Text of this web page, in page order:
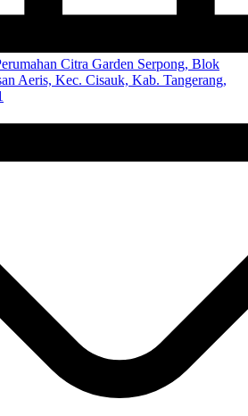
Citra Garden Serpong, Blok
Aeris, Kec. Cisauk, Kab. Tangerang,